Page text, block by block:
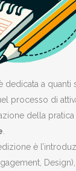
dedicata a quanti
processo di
della
è
Design),